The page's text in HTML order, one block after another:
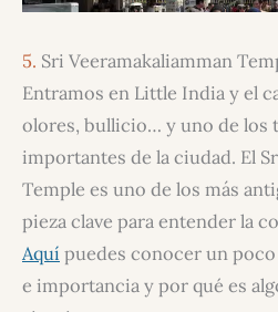
5. Sri Veeramakaliamman
Entramos en Little India y el
olores, bullicio… y uno de los
importantes de la ciudad. El
Temple es uno de los más
pieza clave para entender la
Aquí puedes conocer un
e importancia y por qué es